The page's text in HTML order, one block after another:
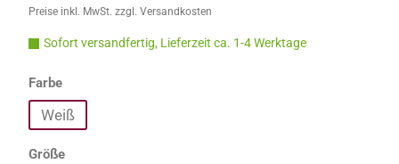
Preise inkl. MwSt. zzgl. Versandkosten
Sofort versandfertig, Lieferzeit ca. 1-4 Werktage
Farbeauswählen
Weiß
Größeauswählen